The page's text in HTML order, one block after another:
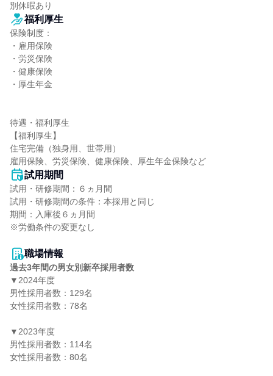
別休暇あり
福利厚生
保険制度：
・雇用保険
・労災保険
・健康保険
・厚生年金
待遇・福利厚生
【福利厚生】
住宅完備（独身用、世帯用）
雇用保険、労災保険、健康保険、厚生年金保険など
試用期間
試用・研修期間：６ヵ月間
試用・研修期間の条件：本採用と同じ
期間：入庫後６ヵ月間
※労働条件の変更なし
職場情報
過去3年間の男女別新卒採用者数
▼2024年度
男性採用者数：129名
女性採用者数：78名
▼2023年度
男性採用者数：114名
女性採用者数：80名